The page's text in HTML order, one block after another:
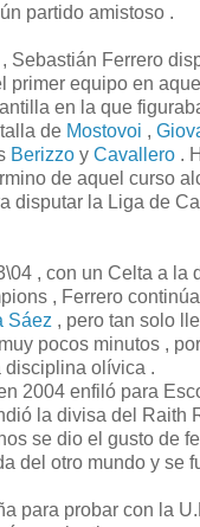
partido amistoso .
Sebastián Ferrero
primer equipo en
en la que
de Mostovoi ,
Berizzo y Cavallero .
de aquel curso
disputar la Liga de
, con un Celta a la
, Ferrero
Sáez , pero tan solo
pocos minutos ,
olívica .
2004 enfiló para
la divisa del Raith
se dio el gusto de
del otro mundo y se
para probar con la